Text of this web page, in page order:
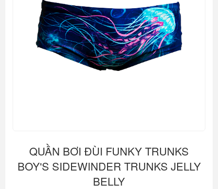
QUẦN BƠI ĐÙI FUNKY TRUNKS
BOY'S SIDEWINDER TRUNKS JELLY
BELLY